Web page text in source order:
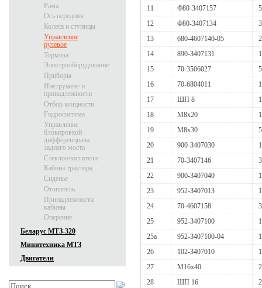
11 Ф80-3407157
5
12
Ф80-3407134
3
13
680-4607140-05
2
14
890-3407131
1
15
70-3506027
5
16
70-6804011
1
17
ШП 8
18
М8х20
1
19
М8х30
5
20
900-3407030
1
21
70-3407146
3
22
900-3407040
1
23
952-3407013
1
24
70-4607158
3
25
952-3407100
1
25a
952-3407100-04
1
26
102-3407010
1
27
М16х40
2
28
ШП 16
2
Рама
Ось передняя
Колеса и ступицы
Управление
рулевое
Тормоза
Электрооборудование
Приборы
Инструмент и
принадлежности
Отбор мощности
Гидросистема
Управление
блокировкой
дифференциала
заднего моста
Стеклоочистители
Кабина трактора
Сиденье
Отопитель
Принадлежности
кабины
Оперение
Беларус МТЗ-320
Минитехника МТЗ
Двигатели